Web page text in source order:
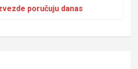
poručuju danas